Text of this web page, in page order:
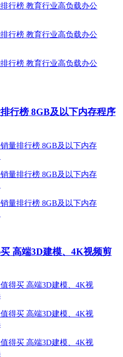
行榜 8GB及以下内存程序
高端3D建模、4K视频剪